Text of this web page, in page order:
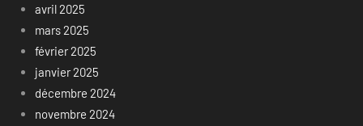
avril 2025
mars 2025
février 2025
janvier 2025
décembre 2024
novembre 2024